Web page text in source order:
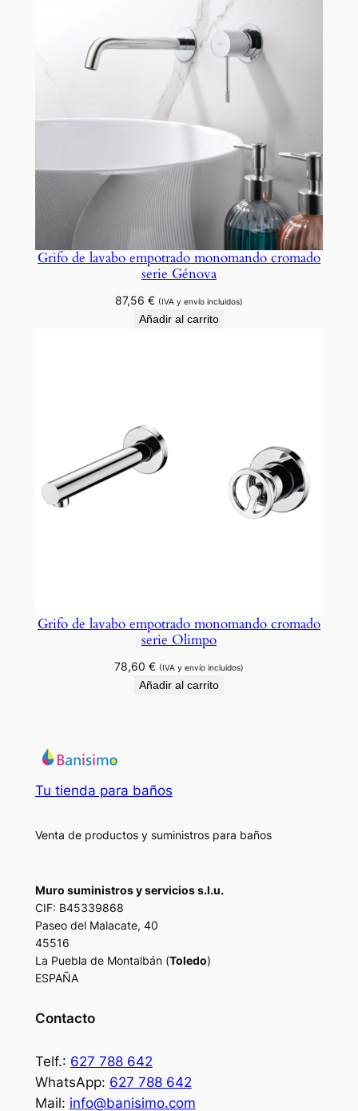
Grifo de lavabo empotrado monomando cromado
serie Génova
87,56 € (IVA y envío incluidos)
Añadir al carrito
Grifo de lavabo empotrado monomando cromado
serie Olimpo
78,60 € (IVA y envío incluidos)
Añadir al carrito
Tu tienda para baños
Venta de productos y suministros para baños
Muro suministros y servicios s.l.u.
CIF: B45339868
Paseo del Malacate, 40
45516
La Puebla de Montalbán (Toledo)
ESPAÑA
Contacto
Telf.: 627 788 642
WhatsApp: 627 788 642
Mail: info@banisimo.com